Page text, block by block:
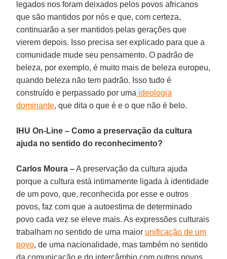
legados nos foram deixados pelos povos africanos
que são mantidos por nós e que, com certeza,
continuarão a ser mantidos pelas gerações que
vierem depois. Isso precisa ser explicado para que a
comunidade mude seu pensamento. O padrão de
beleza, por exemplo, é muito mais de beleza europeu,
quando beleza não tem padrão. Isso tudo é
construído e perpassado por uma ideologia
dominante, que dita o que é e o que não é belo.
IHU On-Line – Como a preservação da cultura
ajuda no sentido do reconhecimento?
Carlos Moura –A preservação da cultura ajuda
porque a cultura está intimamente ligada à identidade
de um povo, que, reconhecida por esse e outros
povos, faz com que a autoestima de determinado
povo cada vez se eleve mais. As expressões culturais
trabalham no sentido de uma maior unificação de um
povo, de uma nacionalidade, mas também no sentido
da comunicação e do intercâmbio com outros povos.